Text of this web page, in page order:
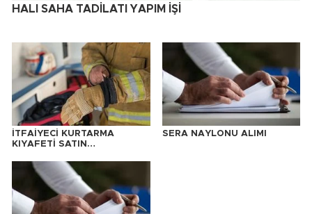
HALI SAHA TADİLATI YAPIM İŞİ
İTFAİYECİ KURTARMA
KIYAFETİ SATIN
SERA NAYLONU ALIMI